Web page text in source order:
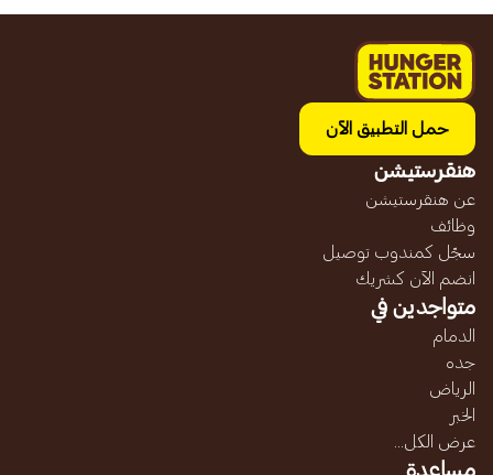
حمل التطبيق الآن
هنقرستيشن
عن هنقرستيشن
وظائف
سجّل كمندوب توصيل
انضم الآن كشريك
متواجدين في
الدمام
جده
الرياض
الخبر
عرض الكل...